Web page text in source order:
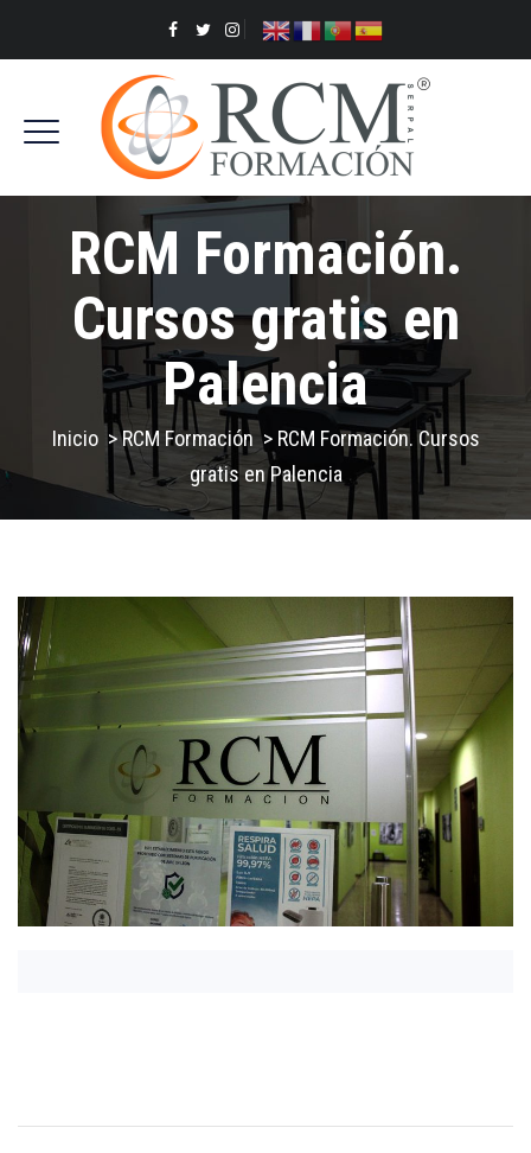
RCM Formación.
Cursos gratis en
Palencia
Inicio>RCM Formación > RCM Formación. Cursos
gratis en Palencia